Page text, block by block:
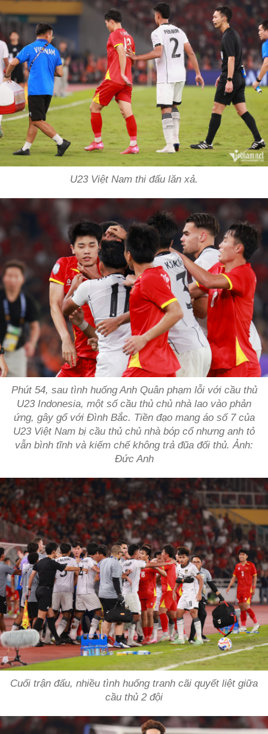
U23 Việt Nam thi đấu lăn xả.
Phút 54, sau tình huống Anh Quân phạm lỗi với cầu thủ
U23 Indonesia, một số cầu thủ chủ nhà lao vào phản
ứng, gây gổ với Đình Bắc. Tiền đạo mang áo số 7 của
U23 Việt Nam bị cầu thủ chủ nhà bóp cổ nhưng anh tỏ
vẫn bình tĩnh và kiếm chế không trả đũa đối thủ. Ảnh:
Đức Anh
Cuối trận đấu, nhiều tình huống tranh cãi quyết liệt giữa
cầu thủ 2 đội